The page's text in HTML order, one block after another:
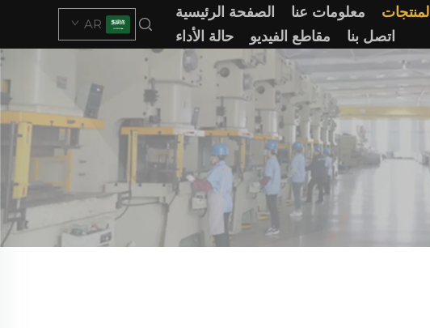
الصفحة الرئيسية معلومات عنا المنتجات
حالة الأداء
مقاطع الفيديو اتصل بنا
AR